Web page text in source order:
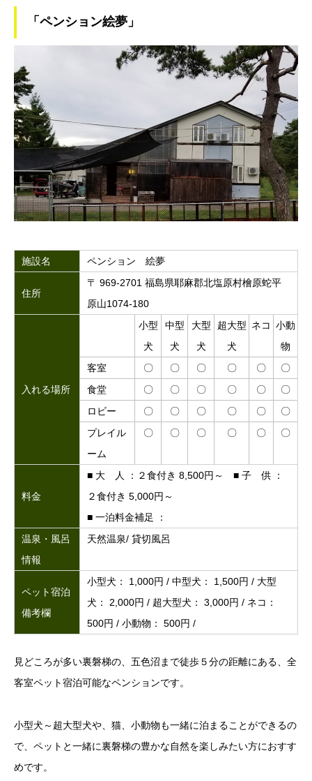
「ペンション絵夢」
施設名 ペンション 絵夢
住所
〒 969-2701 福島県耶麻郡北塩原村檜原蛇平
原山1074-180
入れる場所
小型
犬
中型
犬
大型
犬
超大型
犬
ネコ 小動
物
客室
〇 〇 〇 〇 〇
〇
食堂
〇 〇 〇 〇 〇
〇
ロビー
〇 〇 〇 〇 〇
〇
プレイル
ーム
〇 〇 〇 〇 〇 〇
料金
■ 大 人 ：２食付き 8,500円～ ■ 子 供 ：
２食付き 5,000円～
■ 一泊料金補足 ：
温泉・風呂
情報
天然温泉/ 貸切風呂
ペット宿泊
備考欄
小型犬： 1,000円 / 中型犬： 1,500円 / 大型
犬： 2,000円 / 超大型犬： 3,000円 / ネコ：
500円 / 小動物： 500円 /
見どころが多い裏磐梯の、五色沼まで徒歩５分の距離にある、全
客室ペット宿泊可能なペンションです。
小型犬～超大型犬や、猫、小動物も一緒に泊まることができるの
で、ペットと一緒に裏磐梯の豊かな自然を楽しみたい方におすす
めです。